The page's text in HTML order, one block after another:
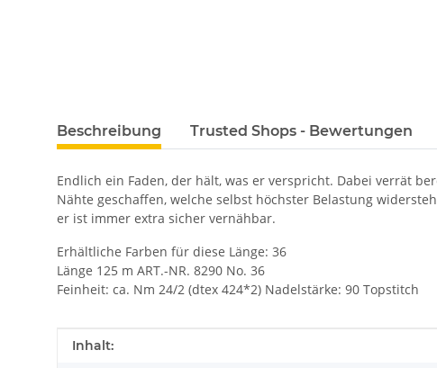
Beschreibung Trusted Shops - Bewertungen
Endlich ein Faden, der hält, was er verspricht. Dabei verrät
Nähte geschaffen, welche selbst höchster Belastung
er ist immer extra sicher vernähbar.
Erhältliche Farben für diese Länge: 36
Länge 125 m ART.-NR. 8290 No. 36
Feinheit: ca. Nm 24/2 (dtex 424*2) Nadelstärke: 90 Topstitch
Produkteigenschaft
Wert
Inhalt: